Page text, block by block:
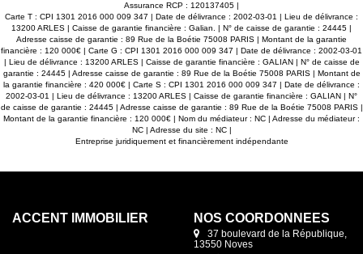
Assurance RCP : 120137405 |
Carte T : CPI 1301 2016 000 009 347 | Date de délivrance : 2002-03-01 | Lieu de délivrance :
13200 ARLES | Caisse de garantie financière : Galian. | N° de caisse de garantie : 24445 |
Adresse caisse de garantie : 89 Rue de la Boétie 75008 PARIS | Montant de la garantie
financière : 120 000€ | Carte G : CPI 1301 2016 000 009 347 | Date de délivrance : 2002-03-01
| Lieu de délivrance : 13200 ARLES | Caisse de garantie financière : GALIAN | N° de caisse de
garantie : 24445 | Adresse caisse de garantie : 89 Rue de la Boétie 75008 PARIS | Montant de
la garantie financière : 420 000€ | Carte S : CPI 1301 2016 000 009 347 | Date de délivrance :
2002-03-01 | Lieu de délivrance : 13200 ARLES | Caisse de garantie financière : GALIAN | N°
de caisse de garantie : 24445 | Adresse caisse de garantie : 89 Rue de la Boétie 75008 PARIS |
Montant de la garantie financière : 120 000€ | Nom du médiateur : NC | Adresse du médiateur :
NC | Adresse du site : NC |
Entreprise juridiquement et financièrement indépendante
ACCENT IMMOBILIER NOS COORDONNÉES
37 boulevard de la République,
13550 Noves